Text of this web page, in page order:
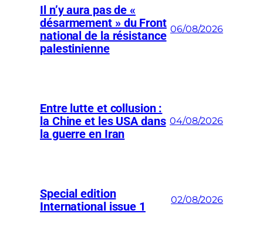
Il n’y aura pas de «
désarmement » du Front
national de la résistance
palestinienne
06/08/2026
Entre lutte et collusion :
la Chine et les USA dans
la guerre en Iran
04/08/2026
Special edition
International issue 1
02/08/2026